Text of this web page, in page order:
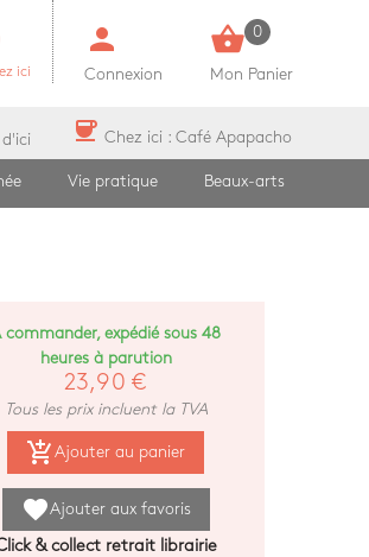
ici
person
Connexion
shopping_basket 0
Mon Panier
d'ici coffee Chez ici : Café Apapacho
Vie pratique Beaux-arts
commander, expédié sous 48
heures à parution
23,90 €
Tous les prix incluent la TVA
add_shopping_cart Ajouter au panier
favoriteAjouter aux favoris
& collect retrait librairie